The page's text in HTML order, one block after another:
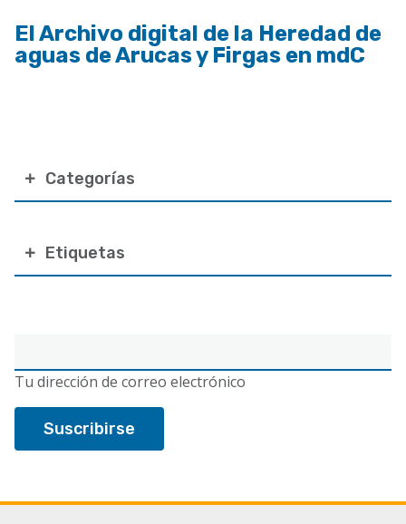
navegación
electrónico
Tu dirección de correo electrónico
Categorías
Etiquetas
El Archivo digital de la Heredad de
aguas de Arucas y Firgas en mdC